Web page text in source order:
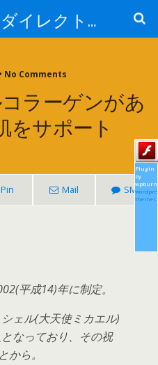
サプリメントダイレクトブログ
No Comments
ラーゲンがあ
をサポート
Pin Mail SMS
平成14)年に制定。
ェル(大天使ミカエル)
なっており、その祝
から。
Plugin
by
themes